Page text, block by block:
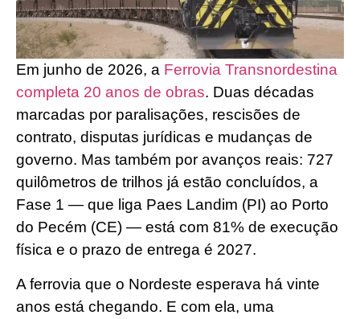
Em junho de 2026, a Ferrovia Transnordestina
completa 20 anos de obras. Duas décadas
marcadas por paralisações, rescisões de
contrato, disputas jurídicas e mudanças de
governo. Mas também por avanços reais: 727
quilômetros de trilhos já estão concluídos, a
Fase 1 — que liga Paes Landim (PI) ao Porto
do Pecém (CE) — está com 81% de execução
física e o prazo de entrega é 2027.
A ferrovia que o Nordeste esperava há vinte
anos está chegando. E com ela, uma